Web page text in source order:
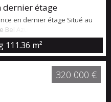
dernier étage
en dernier étage Situé au
Azur, à l’entrée de
portes de Mouvaux, cet
rénové en 2020,
L’entrée ouvre sur
Le séjour spacieux de 40
111.36 m²
320 000 €